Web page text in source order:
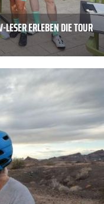
ERLEBEN DIE TOUR